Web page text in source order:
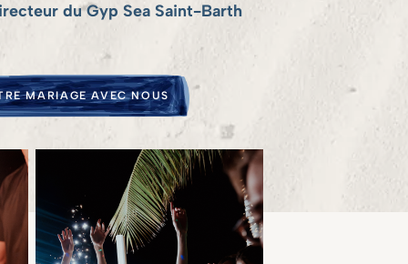
du Gyp Sea Saint-Barth
MARIAGE AVEC NOUS